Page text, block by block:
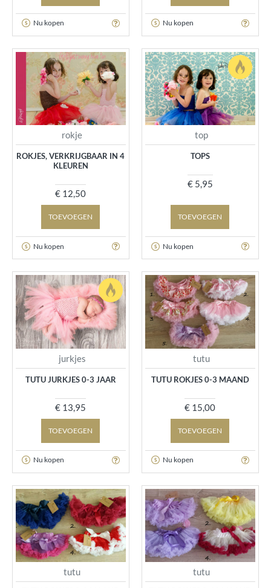
Nu kopen Nu kopen
rokje
ROKJES, VERKRIJGBAAR IN 4
KLEUREN
€ 12,50
TOEVOEGEN
Nu kopen
top
TOPS
€ 5,95
TOEVOEGEN
Nu kopen
jurkjes
TUTU JURKJES 0-3 JAAR
€ 13,95
TOEVOEGEN
Nu kopen
tutu
TUTU ROKJES 0-3 MAAND
€ 15,00
TOEVOEGEN
Nu kopen
tutu tutu